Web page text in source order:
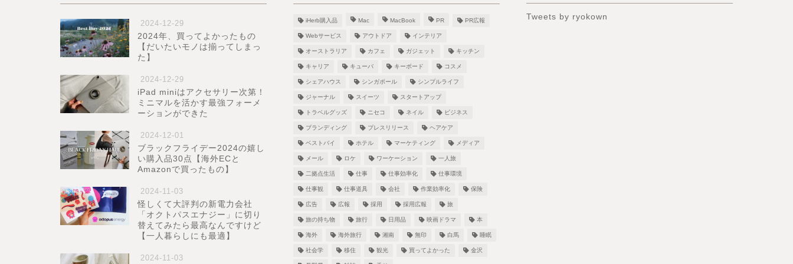
2024-12-29
2024年、買ってよかったもの
【だいたいモノは揃ってしまっ
た】
2024-12-29
iPad miniはアクセサリー次第！
ミニマルを活かす最強フォーメ
ーションができた
2024-12-01
ブラックフライデー2024の嬉し
い購入品30点【海外ECと
Amazonで買ったもの】
2024-11-03
怪しくて大評判の新電力会社
「オクトパスエナジー」に切り
替えてみたら最高なんですけど
【一人暮らしにも最適】
2024-11-03
iHerb購入品 Mac MacBook PR PR広報
Webサービス アウトドア インテリア
オーストラリア カフェ ガジェット キッチン
キャリア キューバ キーボード コスメ
シェアハウス シンガポール シンプルライフ
ジャーナル スイーツ スタートアップ
トラベルグッズ ニセコ ネイル ビジネス
ブランディング プレスリリース ヘアケア
ベストバイ ホテル マーケティング メディア
メール ロケ ワーケーション 一人旅
二拠点生活 仕事 仕事効率化 仕事環境
仕事観 仕事道具 会社 作業効率化 保険
広告 広報 採用 採用広報 旅
旅の持ち物 旅行 日用品 映画ドラマ 本
海外 海外旅行 湘南 無印 白馬 睡眠
社会学 移住 観光 買ってよかった 金沢
Tweets by ryokown